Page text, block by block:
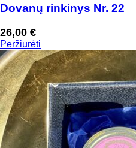
Dovanų rinkinys Nr. 22
26,00 €
Peržiūrėti